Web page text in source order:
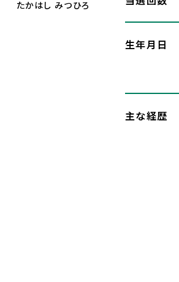
たかはし みつひろ
生年月日
主な経歴